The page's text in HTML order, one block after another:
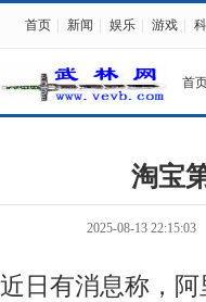
首页 新闻 娱乐 游戏
首
淘宝
2025-08-13 22:15:03
近日有消息称，